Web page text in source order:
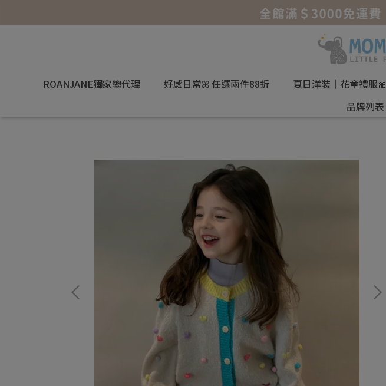
ROANJANE獨家總代理 好感日常ꕤ 任選兩件88折 夏日洋裝｜花童禮服🎀
品牌列表